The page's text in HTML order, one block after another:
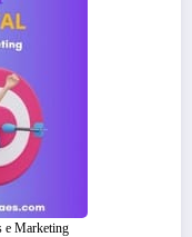
e Marketing